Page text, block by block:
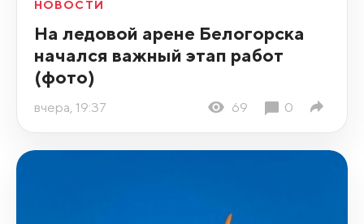
НОВОСТИ
На ледовой арене Белогорска
начался важный этап работ
(фото)
вчера, 19:37 69 0